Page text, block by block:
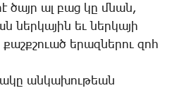
ծայր ալ բաց կը մնան,
ներ­կա­յին եւ ներ­կա­յի
ե­րազ­նե­րու զոհ
ան­կա­խու­թեան